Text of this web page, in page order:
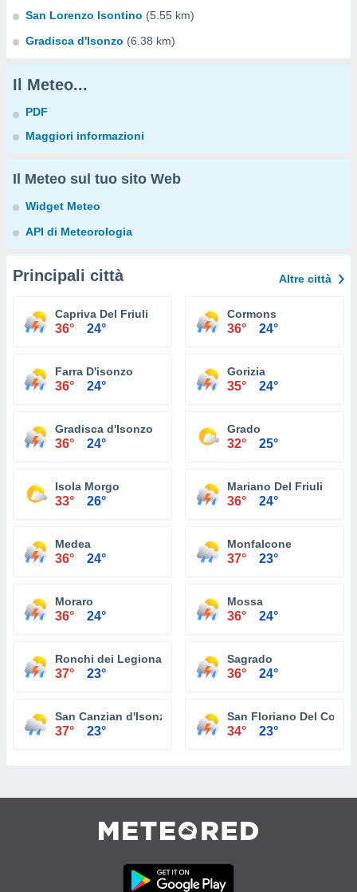
San Lorenzo Isontino (5.55 km)
Gradisca d'Isonzo (6.38 km)
Il Meteo...
PDF
Maggiori informazioni
Il Meteo sul tuo sito Web
Widget Meteo
API di Meteorologia
Principali città Altre città
Capriva Del Friuli
36° 24°
Cormons
36° 24°
Farra D'isonzo
36° 24°
Gorizia
35° 24°
Gradisca d'Isonzo
36° 24°
Grado
32° 25°
Isola Morgo
33° 26°
Mariano Del Friuli
36° 24°
Medea
36° 24°
Monfalcone
37° 23°
Moraro
36° 24°
Mossa
36° 24°
Ronchi dei Legionari
37° 23°
Sagrado
36° 24°
San Canzian d'Isonzo
37° 23°
San Floriano Del Collio
34° 23°